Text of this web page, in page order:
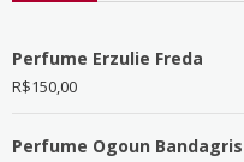
Perfume Erzulie Freda
R$150,00
Perfume Ogoun Bandagris